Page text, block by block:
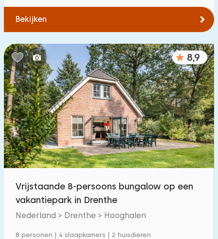
Bekijken
8,9
Vrijstaande 8-persoons bungalow op een
vakantiepark in Drenthe
Nederland > Drenthe > Hooghalen
8 personen | 4 slaapkamers | 2 huisdieren